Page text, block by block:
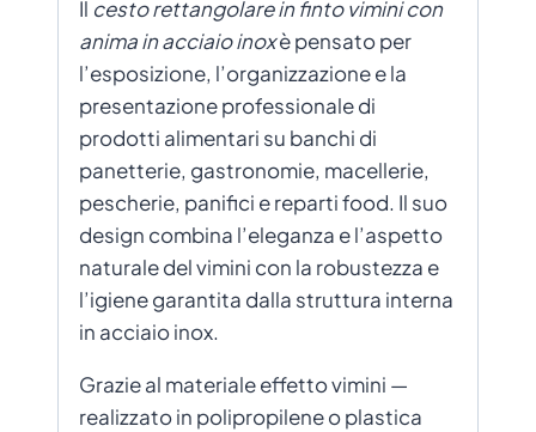
Il cesto rettangolare in finto vimini con
anima in acciaio inoxè pensato per
l’esposizione, l’organizzazione e la
presentazione professionale di
prodotti alimentari su banchi di
panetterie, gastronomie, macellerie,
pescherie, panifici e reparti food. Il suo
design combina l’eleganza e l’aspetto
naturale del vimini con la robustezza e
l’igiene garantita dalla struttura interna
in acciaio inox.
Grazie al materiale effetto vimini —
realizzato in polipropilene o plastica